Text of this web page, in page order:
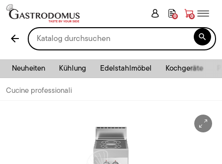
0 0
arrow_back 
Neuheiten Kühlung Edelstahlmöbel Kochgeräte
Cucine professionali